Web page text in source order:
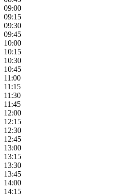
09:00
09:15
09:30
09:45
10:00
10:15
10:30
10:45
11:00
11:15
11:30
11:45
12:00
12:15
12:30
12:45
13:00
13:15
13:30
13:45
14:00
14:15